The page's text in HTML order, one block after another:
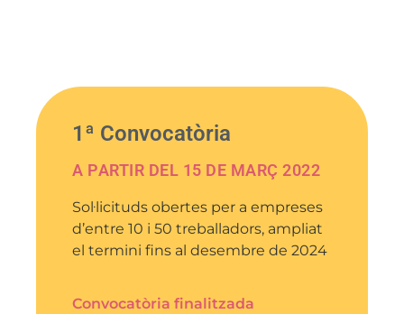
1ª Convocatòria
A PARTIR DEL 15 DE MARÇ 2022
Sol·licituds obertes per a empreses
d’entre 10 i 50 treballadors, ampliat
el termini fins al desembre de 2024
Convocatòria finalitzada